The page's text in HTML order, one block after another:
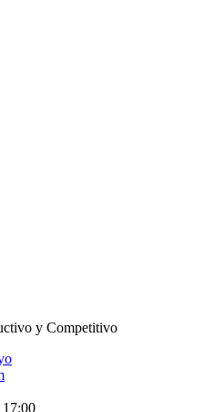
y Competitivo
17:00